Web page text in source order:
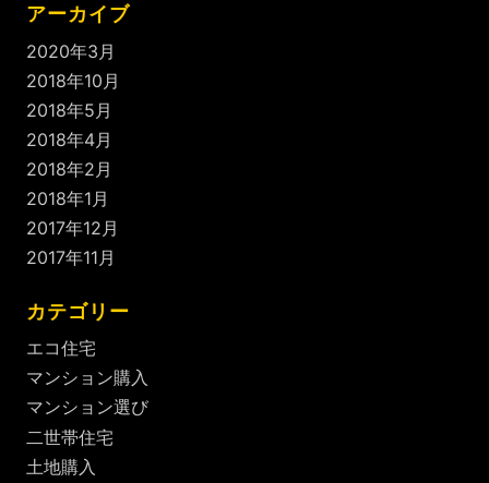
アーカイブ
2020年3月
2018年10月
2018年5月
2018年4月
2018年2月
2018年1月
2017年12月
2017年11月
カテゴリー
エコ住宅
マンション購入
マンション選び
二世帯住宅
土地購入